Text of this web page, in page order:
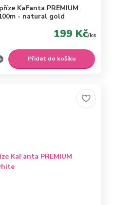
KaFanta PREMIUM
- natural gold
199 Kč/ks
Přidat do košíku